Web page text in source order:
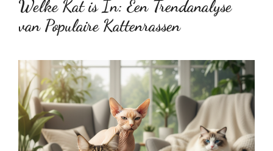
Welke Kat is In: Een Trendanalyse
van Populaire Kattenrassen